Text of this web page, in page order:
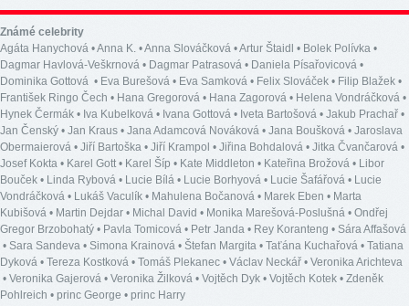
Známé celebrity
Agáta Hanychová •Anna K. •Anna Slováčková •Artur Štaidl • Bolek Polívka •
Dagmar Havlová-Veškrnová • Dagmar Patrasová • Daniela Písařovicová •
Dominika Gottová • Eva Burešová • Eva Samková • Felix Slováček • Filip Blažek •
František Ringo Čech • Hana Gregorová • Hana Zagorová • Helena Vondráčková •
Hynek Čermák • Iva Kubelková • Ivana Gottová • Iveta Bartošová • Jakub Prachař •
Jan Čenský • Jan Kraus • Jana Adamcová Nováková • Jana Boušková • Jaroslava
Obermaierová • Jiří Bartoška • Jiří Krampol • Jiřina Bohdalová • Jitka Čvančarová •
Josef Kokta • Karel Gott• Karel Šíp • Kate Middleton • Kateřina Brožová • Libor
Bouček • Linda Rybová • Lucie Bílá • Lucie Borhyová • Lucie Šafářová • Lucie
Vondráčková • Lukáš Vaculík • Mahulena Bočanová • Marek Eben • Marta
Kubišová • Martin Dejdar • Michal David • Monika Marešová-Poslušná • Ondřej
Gregor Brzobohatý • Pavla Tomicová • Petr Janda • Rey Koranteng • Sára Affašová
• Sara Sandeva • Simona Krainová • Štefan Margita • Taťána Kuchařová • Tatiana
Dyková • Tereza Kostková • Tomáš Plekanec • Václav Neckář • Veronika Arichteva
• Veronika Gajerová • Veronika Žilková • Vojtěch Dyk • Vojtěch Kotek • Zdeněk
Pohlreich • princ George • princ Harry